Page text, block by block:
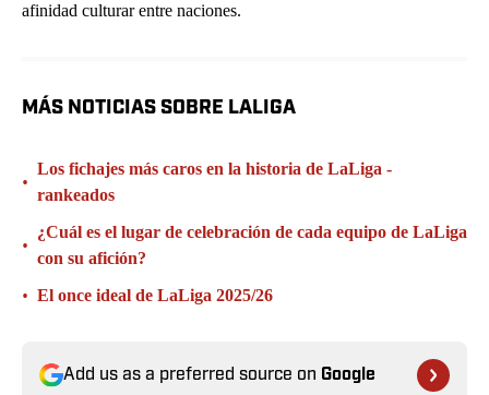
afinidad culturar entre naciones.
MÁS NOTICIAS SOBRE LALIGA
•
Los fichajes más caros en la historia de LaLiga -
rankeados
•
¿Cuál es el lugar de celebración de cada equipo de LaLiga
con su afición?
• El once ideal de LaLiga 2025/26
Add us as a preferred source on Google